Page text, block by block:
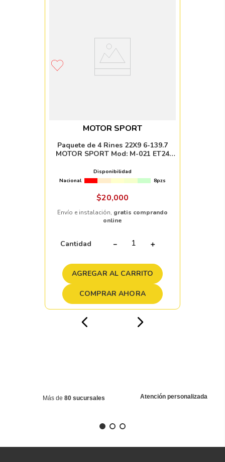
MOTOR SPORT
Paquete de 4 Rines 22X9 6-139.7
MOTOR SPORT Mod: M-021 ET24
Disponibilidad
Nacional
8pzs
$20,000
Envío e instalación, gratis comprando
online
Cantidad ＋
－
AGREGAR AL CARRITO
COMPRAR AHORA
Más de 80 sucursales Atención personalizada